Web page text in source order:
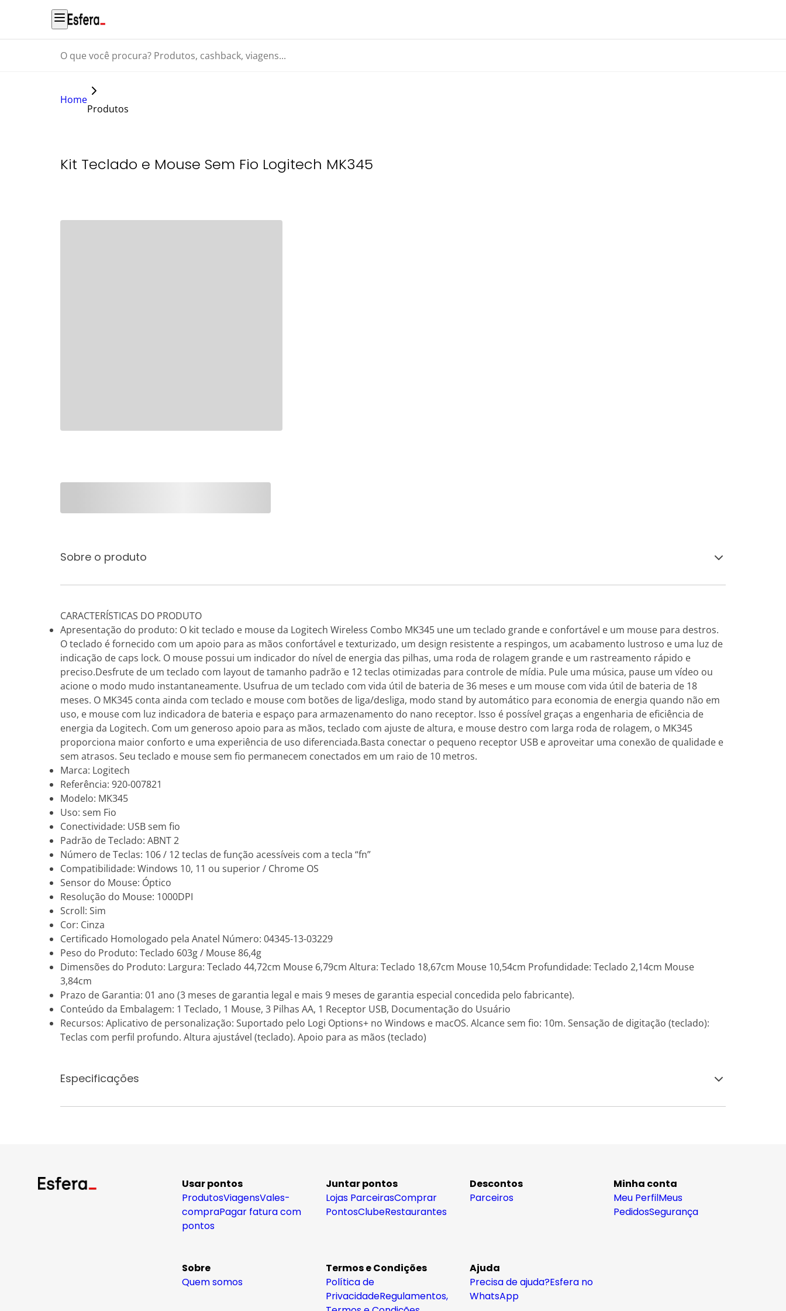
O que você procura? Produtos, cashback, viagens...
Home
Produtos
Kit Teclado e Mouse Sem Fio Logitech MK345
Sobre o produto
CARACTERÍSTICAS DO PRODUTO
Apresentação do produto: O kit teclado e mouse da Logitech Wireless Combo MK345 une um teclado grande e confortável e um mouse para destros.
O teclado é fornecido com um apoio para as mãos confortável e texturizado, um design resistente a respingos, um acabamento lustroso e uma luz de
indicação de caps lock. O mouse possui um indicador do nível de energia das pilhas, uma roda de rolagem grande e um rastreamento rápido e
preciso.Desfrute de um teclado com layout de tamanho padrão e 12 teclas otimizadas para controle de mídia. Pule uma música, pause um vídeo ou
acione o modo mudo instantaneamente. Usufrua de um teclado com vida útil de bateria de 36 meses e um mouse com vida útil de bateria de 18
meses. O MK345 conta ainda com teclado e mouse com botões de liga/desliga, modo stand by automático para economia de energia quando não em
uso, e mouse com luz indicadora de bateria e espaço para armazenamento do nano receptor. Isso é possível graças a engenharia de eficiência de
energia da Logitech. Com um generoso apoio para as mãos, teclado com ajuste de altura, e mouse destro com larga roda de rolagem, o MK345
proporciona maior conforto e uma experiência de uso diferenciada.Basta conectar o pequeno receptor USB e aproveitar uma conexão de qualidade e
sem atrasos. Seu teclado e mouse sem fio permanecem conectados em um raio de 10 metros.
Marca: Logitech
Referência: 920-007821
Modelo: MK345
Uso: sem Fio
Conectividade: USB sem fio
Padrão de Teclado: ABNT 2
Número de Teclas: 106 / 12 teclas de função acessíveis com a tecla “fn”
Compatibilidade: Windows 10, 11 ou superior / Chrome OS
Sensor do Mouse: Óptico
Resolução do Mouse: 1000DPI
Scroll: Sim
Cor: Cinza
Certificado Homologado pela Anatel Número: 04345-13-03229
Peso do Produto: Teclado 603g / Mouse 86,4g
Dimensões do Produto: Largura: Teclado 44,72cm Mouse 6,79cm Altura: Teclado 18,67cm Mouse 10,54cm Profundidade: Teclado 2,14cm Mouse
3,84cm
Prazo de Garantia: 01 ano (3 meses de garantia legal e mais 9 meses de garantia especial concedida pelo fabricante).
Conteúdo da Embalagem: 1 Teclado, 1 Mouse, 3 Pilhas AA, 1 Receptor USB, Documentação do Usuário
Recursos: Aplicativo de personalização: Suportado pelo Logi Options+ no Windows e macOS. Alcance sem fio: 10m. Sensação de digitação (teclado):
Teclas com perfil profundo. Altura ajustável (teclado). Apoio para as mãos (teclado)
Especificações
Usar pontos
ProdutosViagensVales-
compraPagar fatura com
pontos
Juntar pontos
Lojas ParceirasComprar
PontosClubeRestaurantes
Descontos
Parceiros
Minha conta
Meu PerfilMeus
PedidosSegurança
Sobre
Quem somos
Termos e Condições
Política de
PrivacidadeRegulamentos,
Ajuda
Precisa de ajuda?Esfera no
WhatsApp